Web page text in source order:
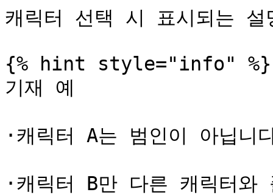
캐릭터 선택 시 표시되는
{% hint style="info" %}
기재 예
·캐릭터 A는 범인이 아닙니
·캐릭터 B만 다른 캐릭터